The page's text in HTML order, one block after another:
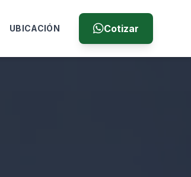
UBICACIÓN Cotizar